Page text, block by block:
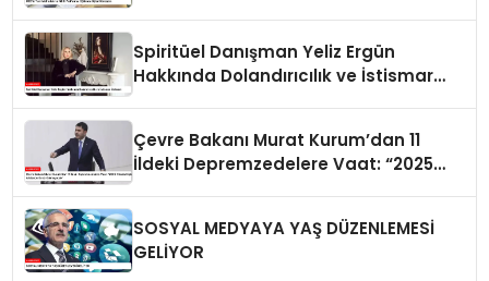
Spiritüel Danışman Yeliz Ergün
Hakkında Dolandırıcılık ve İstismar
Çevre Bakanı Murat Kurum’dan 11
İldeki Depremzedelere Vaat: “2025
SOSYAL MEDYAYA YAŞ DÜZENLEMESİ
GELİYOR